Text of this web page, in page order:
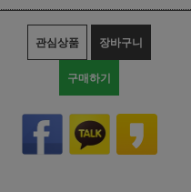
관심상품 장바구니
구매하기